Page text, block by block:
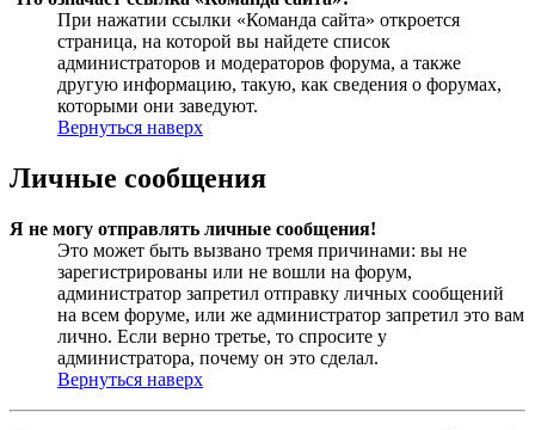
При нажатии ссылки «Команда сайта» откроется
страница, на которой вы найдете список
администраторов и модераторов форума, а также
другую информацию, такую, как сведения о форумах,
которыми они заведуют.
Вернуться наверх
Личные сообщения
Я не могу отправлять личные сообщения!
Это может быть вызвано тремя причинами: вы не
зарегистрированы или не вошли на форум,
администратор запретил отправку личных сообщений
на всем форуме, или же администратор запретил это вам
лично. Если верно третье, то спросите у
администратора, почему он это сделал.
Вернуться наверх